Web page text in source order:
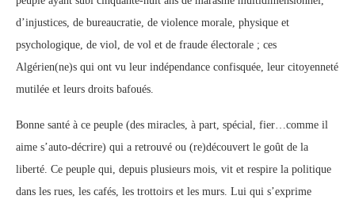
d’injustices, de bureaucratie, de violence morale, physique et
psychologique, de viol, de vol et de fraude électorale ; ces
Algérien(ne)s qui ont vu leur indépendance confisquée, leur citoyenneté
mutilée et leurs droits bafoués.
Bonne santé à ce peuple (des miracles, à part, spécial, fier…comme il
aime s’auto-décrire) qui a retrouvé ou (re)découvert le goût de la
liberté. Ce peuple qui, depuis plusieurs mois, vit et respire la politique
dans les rues, les cafés, les trottoirs et les murs. Lui qui s’exprime